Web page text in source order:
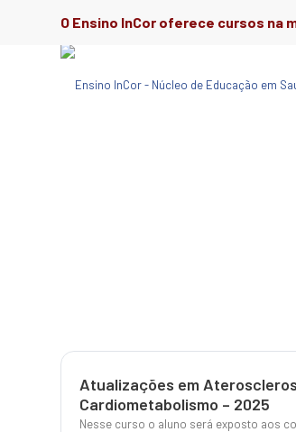
O Ensino InCor oferece cursos na
Atualizações em
Cardiometabolismo – 2025
Nesse curso o aluno será exposto aos